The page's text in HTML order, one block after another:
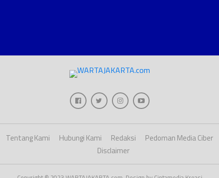
Tentang Kami Hubungi Kami Redaksi
Pedoman Media Ciber
Disclaimer